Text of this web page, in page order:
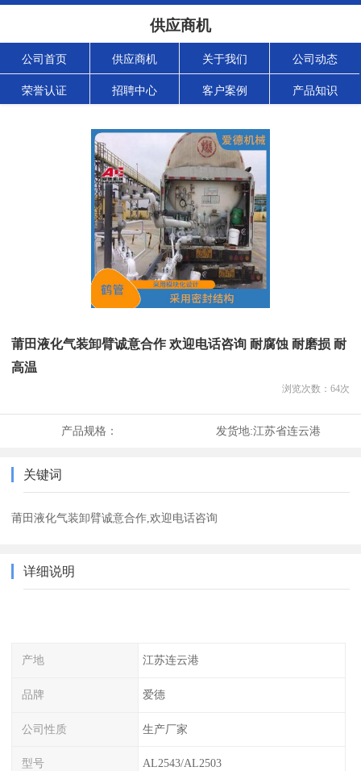
供应商机
公司首页 供应商机 关于我们 公司动态
荣誉认证 招聘中心 客户案例 产品知识
莆田液化气装卸臂诚意合作 欢迎电话咨询 耐腐蚀 耐磨损 耐
高温
浏览次数： 64次
产品规格： 发货地:江苏省连云港
关键词
莆田液化气装卸臂诚意合作,欢迎电话咨询
详细说明
产地 江苏连云港
品牌 爱德
公司性质 生产厂家
型号 AL2543/AL2503